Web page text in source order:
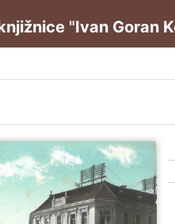
"Ivan Goran